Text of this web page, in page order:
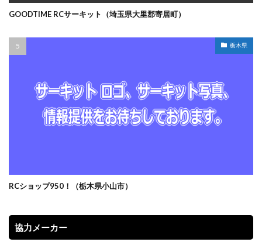
GOODTIME RCサーキット（埼玉県大里郡寄居町）
栃木県
RCショップ950！（栃木県小山市）
協力メーカー